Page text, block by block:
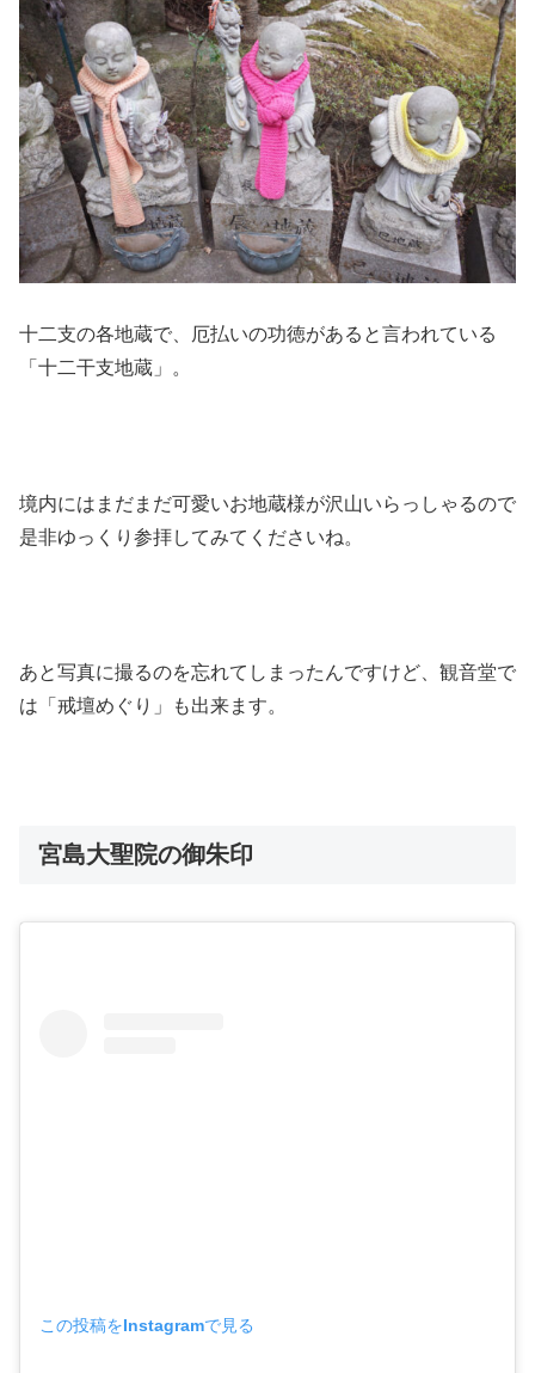
十二支の各地蔵で、厄払いの功徳があると言われている
「十二干支地蔵」。
境内にはまだまだ可愛いお地蔵様が沢山いらっしゃるので
是非ゆっくり参拝してみてくださいね。
あと写真に撮るのを忘れてしまったんですけど、観音堂で
は「戒壇めぐり」も出来ます。
宮島大聖院の御朱印
この投稿をInstagramで見る